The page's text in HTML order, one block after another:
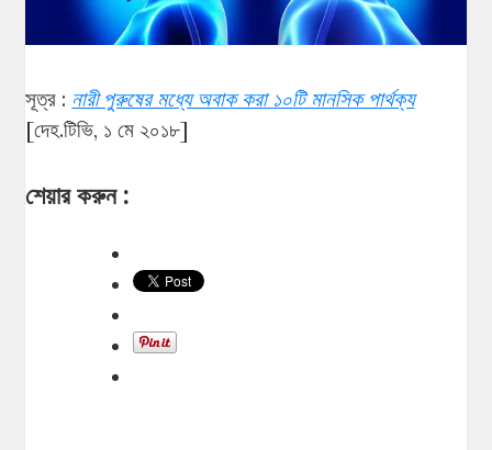
সূত্র : নারী পুরুষের মধ্যে অবাক করা ১০টি মানসিক পার্থক্য
[দেহ.টিভি, ১ মে ২০১৮]
শেয়ার করুন :